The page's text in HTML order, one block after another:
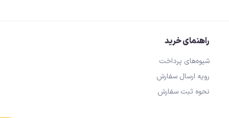
راهنمای خرید
شیوه‌های پرداخت
رویه ارسال سفارش
نحوه ثبت سفارش